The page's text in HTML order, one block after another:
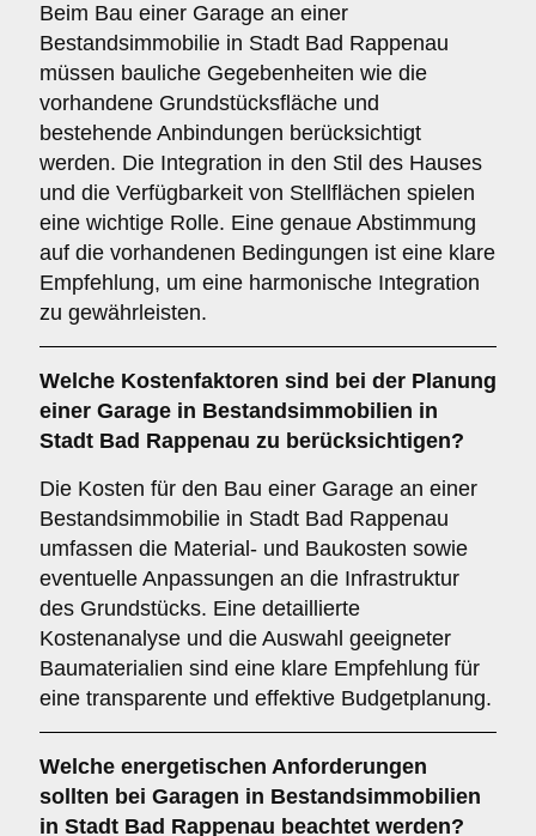
Beim Bau einer Garage an einer
Bestandsimmobilie in Stadt Bad Rappenau
müssen bauliche Gegebenheiten wie die
vorhandene Grundstücksfläche und
bestehende Anbindungen berücksichtigt
werden. Die Integration in den Stil des Hauses
und die Verfügbarkeit von Stellflächen spielen
eine wichtige Rolle. Eine genaue Abstimmung
auf die vorhandenen Bedingungen ist eine klare
Empfehlung, um eine harmonische Integration
zu gewährleisten.
Welche Kostenfaktoren sind bei der Planung
einer Garage in Bestandsimmobilien in
Stadt Bad Rappenau zu berücksichtigen?
Die Kosten für den Bau einer Garage an einer
Bestandsimmobilie in Stadt Bad Rappenau
umfassen die Material- und Baukosten sowie
eventuelle Anpassungen an die Infrastruktur
des Grundstücks. Eine detaillierte
Kostenanalyse und die Auswahl geeigneter
Baumaterialien sind eine klare Empfehlung für
eine transparente und effektive Budgetplanung.
Welche energetischen Anforderungen
sollten bei Garagen in Bestandsimmobilien
in Stadt Bad Rappenau beachtet werden?